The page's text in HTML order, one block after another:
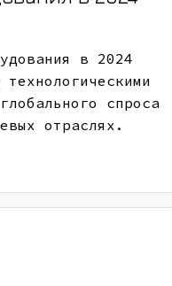
в 2024
спроса
отраслях.